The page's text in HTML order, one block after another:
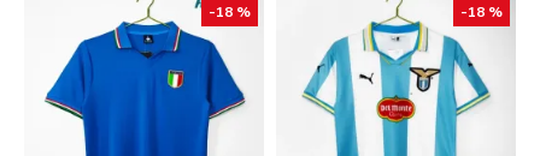
-18 % -18 %